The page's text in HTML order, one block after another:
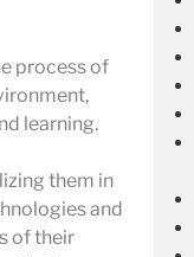
process of
learning.
them in
and
of their